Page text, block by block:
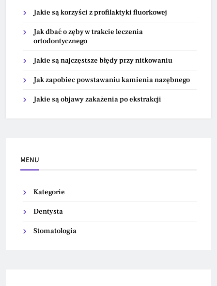
Jakie są korzyści z profilaktyki fluorkowej
Jak dbać o zęby w trakcie leczenia
ortodontycznego
Jakie są najczęstsze błędy przy nitkowaniu
Jak zapobiec powstawaniu kamienia nazębnego
Jakie są objawy zakażenia po ekstrakcji
MENU
Kategorie
Dentysta
Stomatologia